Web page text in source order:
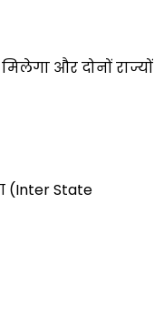
और दोनों राज्यों
(Inter State